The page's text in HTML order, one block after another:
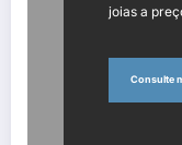
joias a
Consulte